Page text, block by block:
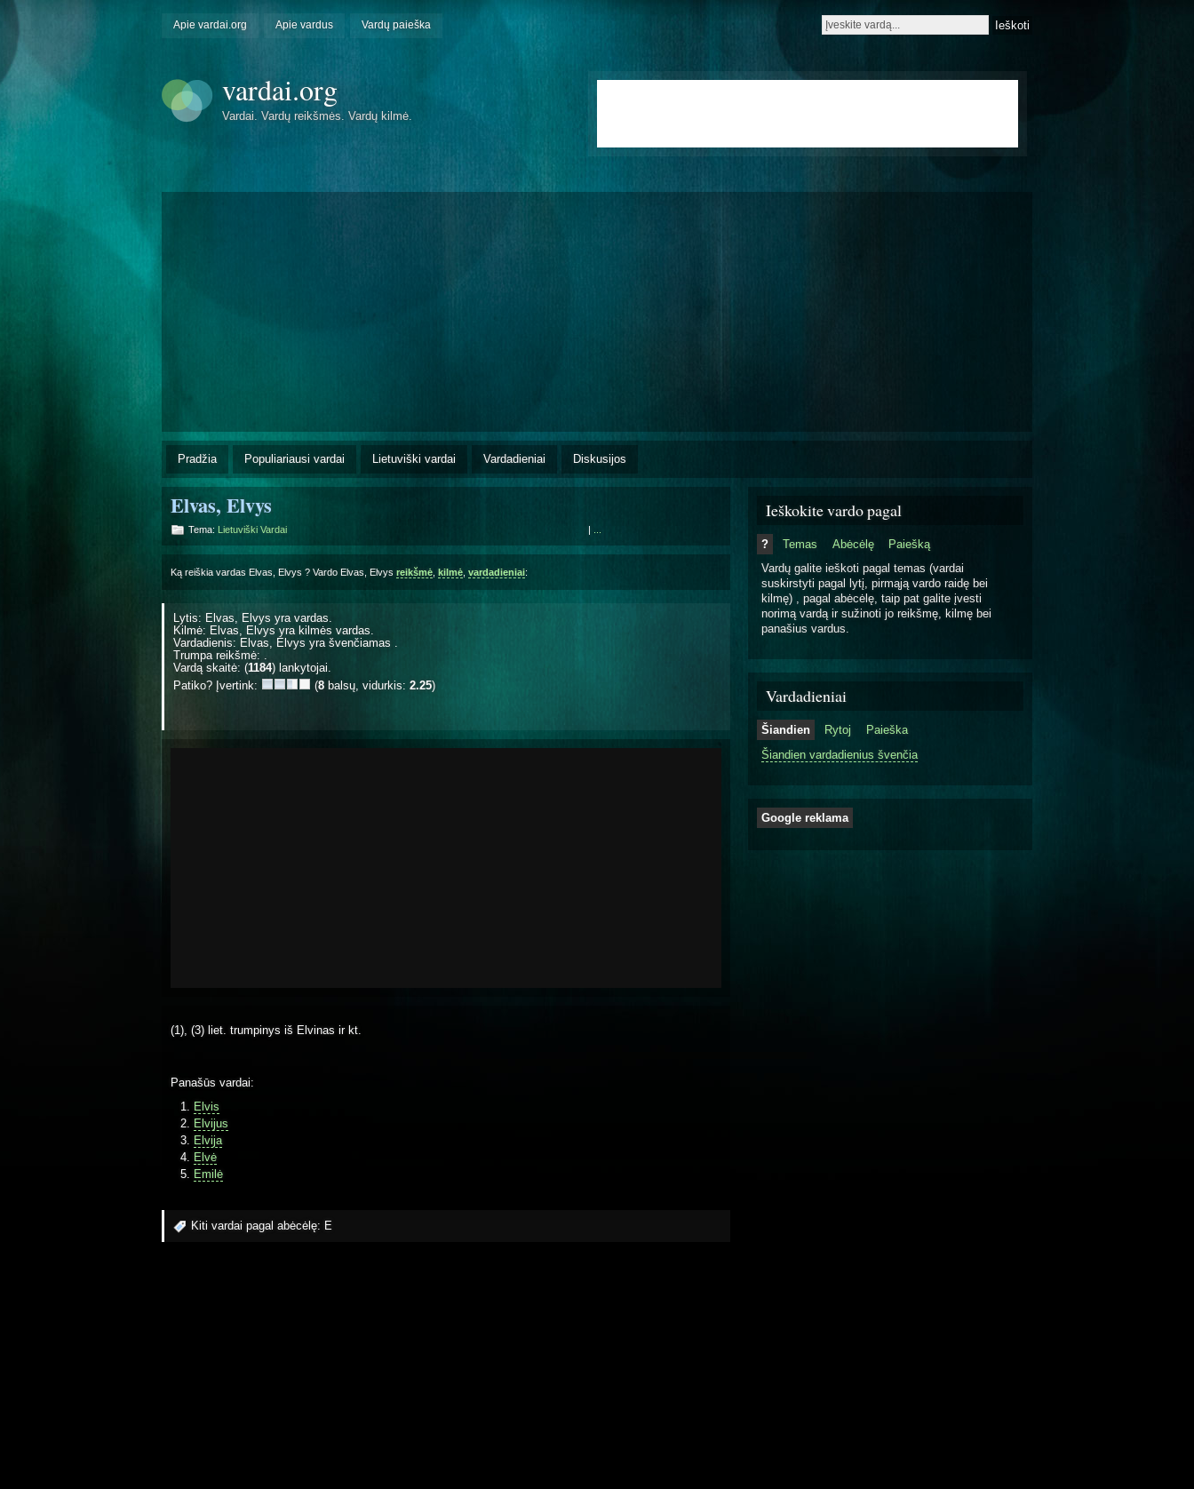
Apie vardai.org Apie vardus Vardų paieška
vardai.org
Vardai. Vardų reikšmės. Vardų kilmė.
Pradžia Populiariausi vardai Lietuviški vardai Vardadieniai Diskusijos
Elvas, Elvys
Tema: Lietuviški Vardai |
Ką reiškia vardas Elvas, Elvys ? Vardo Elvas, Elvys reikšmė kilmė vardadieniai:
Lytis: Elvas, Elvys yra vardas.
Kilmė: Elvas, Elvys yra kilmės vardas.
Vardadienis: Elvas, Elvys yra švenčiamas
Trumpa reikšmė: .
Vardą skaitė: (1184) lankytojai.
Patiko? Įvertink:
(8 balsų, vidurkis: 2.25)
(1), (3) liet. trumpinys iš Elvinas ir kt.
Panašūs vardai:
Elvis
Elvijus
Elvija
Elvė
Emilė
Kiti vardai pagal abėcėlę: E
Ieškokite vardo pagal
? Temas Abėcėlę
Paiešką
Vardų galite ieškoti pagal temas (vardai
suskirstyti pagal lytį, pirmąją vardo raidę bei
kilmę) , pagal abėcėlę, taip pat galite įvesti
norimą vardą ir sužinoti jo reikšmę, kilmę bei
panašius vardus.
Vardadieniai
Šiandien Rytoj
Paieška
Šiandien vardadienius švenčia
Google reklama